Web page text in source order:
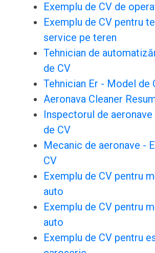
Exemplu de CV de
Exemplu de CV pentru
service pe teren
Tehnician de
de CV
Tehnician Er - Model de
Aeronava Cleaner
Inspectorul de aeronave
de CV
Mecanic de aeronave -
CV
Exemplu de CV pentru
auto
Exemplu de CV pentru
auto
Exemplu de CV pentru